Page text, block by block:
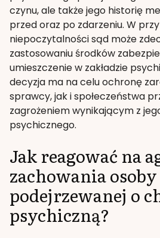
czynu, ale także jego historię
przed oraz po zdarzeniu. W
niepoczytalności sąd może
zastosowaniu środków
umieszczenie w zakładzie
decyzja ma na celu ochronę
sprawcy, jak i społeczeństwa
zagrożeniem wynikającym z
psychicznego.
Jak reagować na
zachowania osoby
podejrzewanej o
psychiczną?